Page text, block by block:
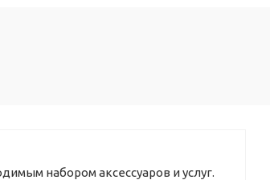
набором аксессуаров и услуг.